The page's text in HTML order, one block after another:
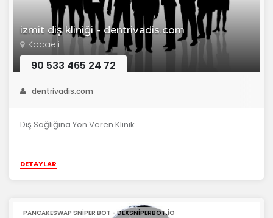
izmit diş kliniği - dentrivadis.com
Kocaeli
90 533 465 24 72
dentrivadis.com
Diş Sağlığına Yön Veren Klinik.
DETAYLAR
PANCAKESWAP SNIPER BOT - DEXSNIPERBOT.IO